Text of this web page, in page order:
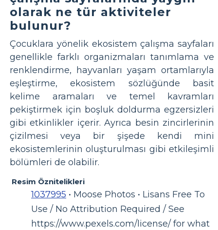
olarak ne tür aktiviteler
bulunur?
Çocuklara yönelik ekosistem çalışma sayfaları
genellikle farklı organizmaları tanımlama ve
renklendirme, hayvanları yaşam ortamlarıyla
eşleştirme, ekosistem sözlüğünde basit
kelime aramaları ve temel kavramları
pekiştirmek için boşluk doldurma egzersizleri
gibi etkinlikler içerir. Ayrıca besin zincirlerinin
çizilmesi veya bir şişede kendi mini
ekosistemlerinin oluşturulması gibi etkileşimli
bölümleri de olabilir.
Resim Öznitelikleri
1037995 • Moose Photos • Lisans Free To
Use / No Attribution Required / See
https://www.pexels.com/license/ for what